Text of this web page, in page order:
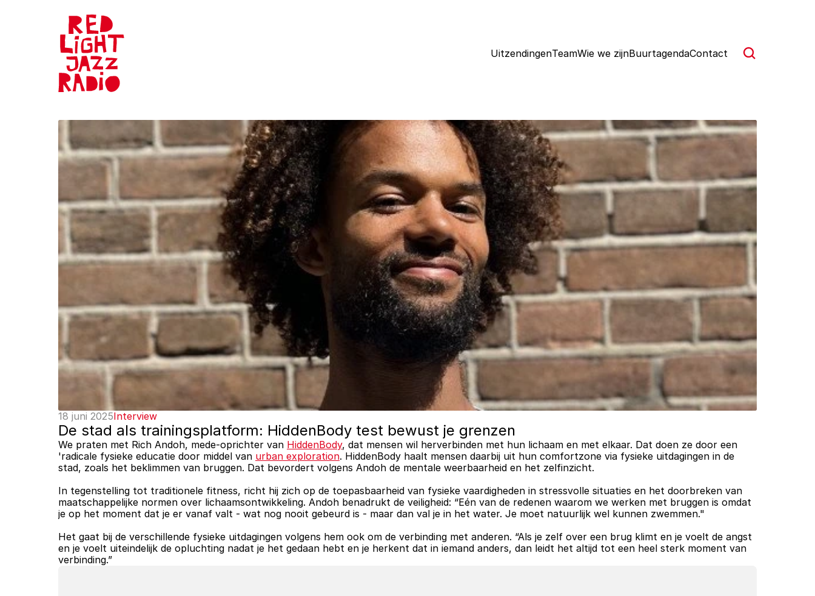
UitzendingenTeamWie we zijnBuurtagendaContact
18 juni 2025Interview
De stad als trainingsplatform: HiddenBody test bewust je grenzen
We praten met Rich Andoh, mede-oprichter van ​​ HiddenBody, dat mensen wil herverbinden met hun lichaam en met elkaar. Dat doen ze door een
'radicale fysieke educatie door middel van urban exploration. HiddenBody haalt mensen daarbij uit hun comfortzone via fysieke uitdagingen in de
stad, zoals het beklimmen van bruggen. Dat bevordert volgens Andoh de mentale weerbaarheid en het zelfinzicht.
In tegenstelling tot traditionele fitness, richt hij zich op de toepasbaarheid van fysieke vaardigheden in stressvolle situaties en het doorbreken van
maatschappelijke normen over lichaamsontwikkeling. Andoh benadrukt de veiligheid: “Eén van de redenen waarom we werken met bruggen is omdat
je op het moment dat je er vanaf valt - wat nog nooit gebeurd is - maar dan val je in het water. Je moet natuurlijk wel kunnen zwemmen."
Het gaat bij de verschillende fysieke uitdagingen volgens hem ook om de verbinding met anderen. “Als je zelf over een brug klimt en je voelt de angst
en je voelt uiteindelijk de opluchting nadat je het gedaan hebt en je herkent dat in iemand anders, dan leidt het altijd tot een heel sterk moment van
verbinding.”